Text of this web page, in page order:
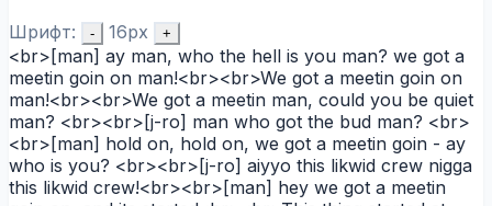
Шрифт: - 16px +
<br>[man] ay man, who the hell is you man? we got a
meetin goin on man!<br><br>We got a meetin goin on
man!<br><br>We got a meetin man, could you be quiet
man? <br><br>[j-ro] man who got the bud man? <br>
<br>[man] hold on, hold on, we got a meetin goin - ay
who is you? <br><br>[j-ro] aiyyo this likwid crew nigga
this likwid crew!<br><br>[man] hey we got a meetin